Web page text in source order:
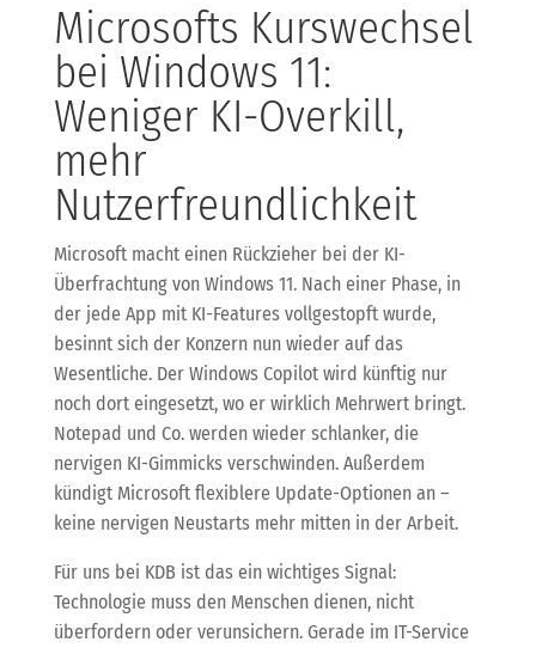
Microsofts Kurswechsel
bei Windows 11:
Weniger KI-Overkill,
mehr
Nutzerfreundlichkeit
Microsoft macht einen Rückzieher bei der KI-
Überfrachtung von Windows 11. Nach einer Phase, in
der jede App mit KI-Features vollgestopft wurde,
besinnt sich der Konzern nun wieder auf das
Wesentliche. Der Windows Copilot wird künftig nur
noch dort eingesetzt, wo er wirklich Mehrwert bringt.
Notepad und Co. werden wieder schlanker, die
nervigen KI-Gimmicks verschwinden. Außerdem
kündigt Microsoft flexiblere Update-Optionen an –
keine nervigen Neustarts mehr mitten in der Arbeit.
Für uns bei KDB ist das ein wichtiges Signal:
Technologie muss den Menschen dienen, nicht
überfordern oder verunsichern. Gerade im IT-Service